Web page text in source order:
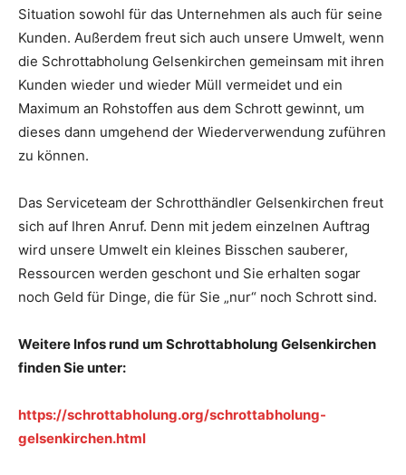
Situation sowohl für das Unternehmen als auch für seine
Kunden. Außerdem freut sich auch unsere Umwelt, wenn
die Schrottabholung Gelsenkirchen gemeinsam mit ihren
Kunden wieder und wieder Müll vermeidet und ein
Maximum an Rohstoffen aus dem Schrott gewinnt, um
dieses dann umgehend der Wiederverwendung zuführen
zu können.
Das Serviceteam der Schrotthändler Gelsenkirchen freut
sich auf Ihren Anruf. Denn mit jedem einzelnen Auftrag
wird unsere Umwelt ein kleines Bisschen sauberer,
Ressourcen werden geschont und Sie erhalten sogar
noch Geld für Dinge, die für Sie „nur“ noch Schrott sind.
Weitere Infos rund um Schrottabholung Gelsenkirchen
finden Sie unter:
https://schrottabholung.org/schrottabholung-
gelsenkirchen.html